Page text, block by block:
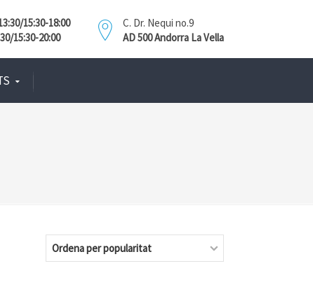
C. Dr. Nequi no.9
AD 500 Andorra La Vella
15:30-18:00
15:30-20:00